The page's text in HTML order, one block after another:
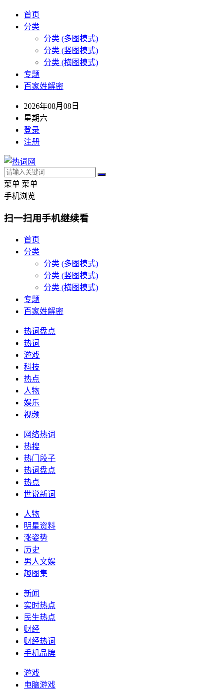
首页
分类
分类 (多图模式)
分类 (竖图模式)
分类 (横图模式)
专题
百家姓解密
2026年08月08日
星期六
登录
注册
菜单 菜单
手机浏览
扫一扫用手机继续看
首页
分类
分类 (多图模式)
分类 (竖图模式)
分类 (横图模式)
专题
百家姓解密
热词盘点
热词
游戏
科技
热点
人物
娱乐
视频
网络热词
热搜
热门段子
热词盘点
热点
世说新词
人物
明星资料
涨姿势
历史
男人文娱
趣图集
新闻
实时热点
民生热点
财经
财经热词
手机品牌
游戏
电脑游戏